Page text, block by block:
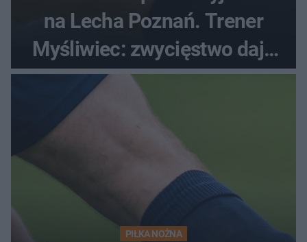
na Lecha Poznań. Trener
Myśliwiec: zwycięstwo daje
satysfakcję
PIŁKA NOŻNA